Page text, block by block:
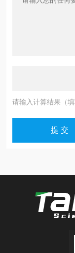
请输入计算结果（